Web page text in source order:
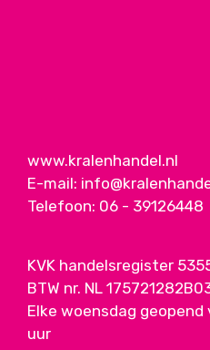
www.kralenhandel.nl
E-mail:
Telefoon: 06 - 39126448
KVK handelsregister
BTW nr. NL
Elke woensdag
uur